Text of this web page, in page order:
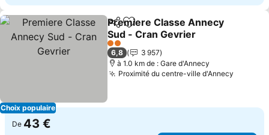
Choix populaire
PartagerAjouter à mes favoris
Premiere Classe Annecy
Sud - Cran Gevrier
2 Étoiles
6,8
3 957
à 1.0 km de : Gare d'Annecy
Proximité du centre-ville d'Annecy
De 43 €